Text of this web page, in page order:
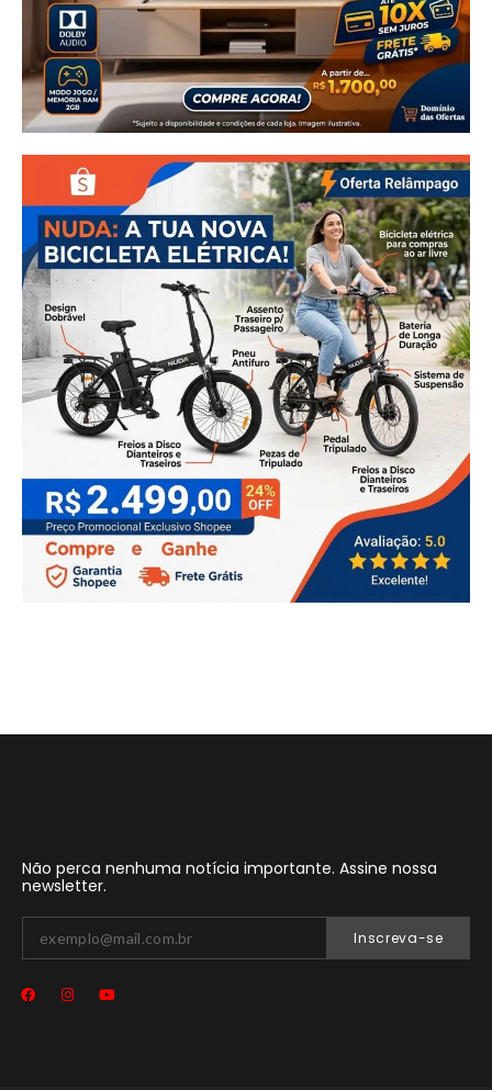
Não perca nenhuma notícia importante. Assine nossa
newsletter.
Inscreva-se